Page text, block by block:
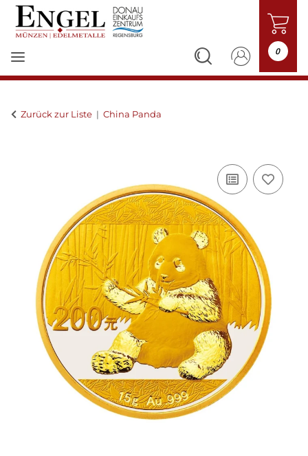
0
Zurück zur Liste China Panda